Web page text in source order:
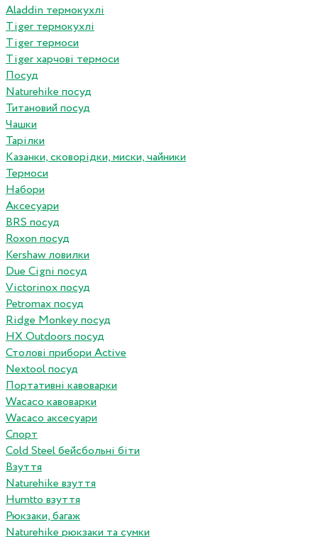
Aladdin термокухлі
Tiger термокухлі
Tiger термоси
Tiger харчові термоси
Посуд
Naturehike посуд
Титановий посуд
Чашки
Тарілки
Казанки, сковорідки, миски, чайники
Термоси
Набори
Аксесуари
BRS посуд
Roxon посуд
Kershaw ловилки
Due Cigni посуд
Victorinox посуд
Petromax посуд
Ridge Monkey посуд
HX Outdoors посуд
Столові прибори Active
Nextool посуд
Портативні кавоварки
Wacaco кавоварки
Wacaco аксесуари
Спорт
Cold Steel бейсбольні біти
Взуття
Naturehike взуття
Humtto взуття
Рюкзаки, багаж
Naturehike рюкзаки та сумки